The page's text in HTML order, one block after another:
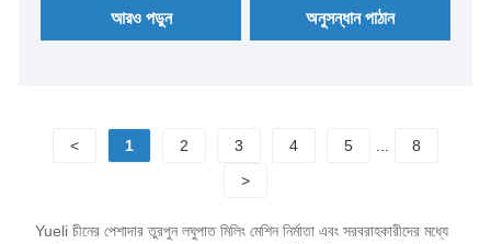
একত্রিত করে। এটি পরিচালনা করা সহজ এবং শক্তিশালী। এটি
উত্পাদনশীলতা বৃদ্ধি এবং গুণমান নিশ্চিত করার জন্য আদর্শ।
আরও পড়ুন অনুসন্ধান পাঠান
< 1 2 3 4 5 ...
8
>
Yueli চীনের পেশাদার তুরপুন লঘুপাত মিলিং মেশিন নির্মাতা এবং সরবরাহকারীদের মধ্যে